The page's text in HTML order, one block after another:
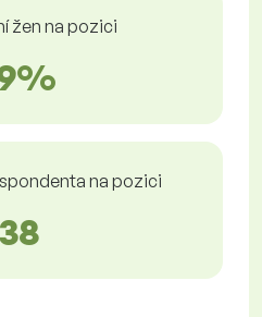
žen na pozici
na pozici
38